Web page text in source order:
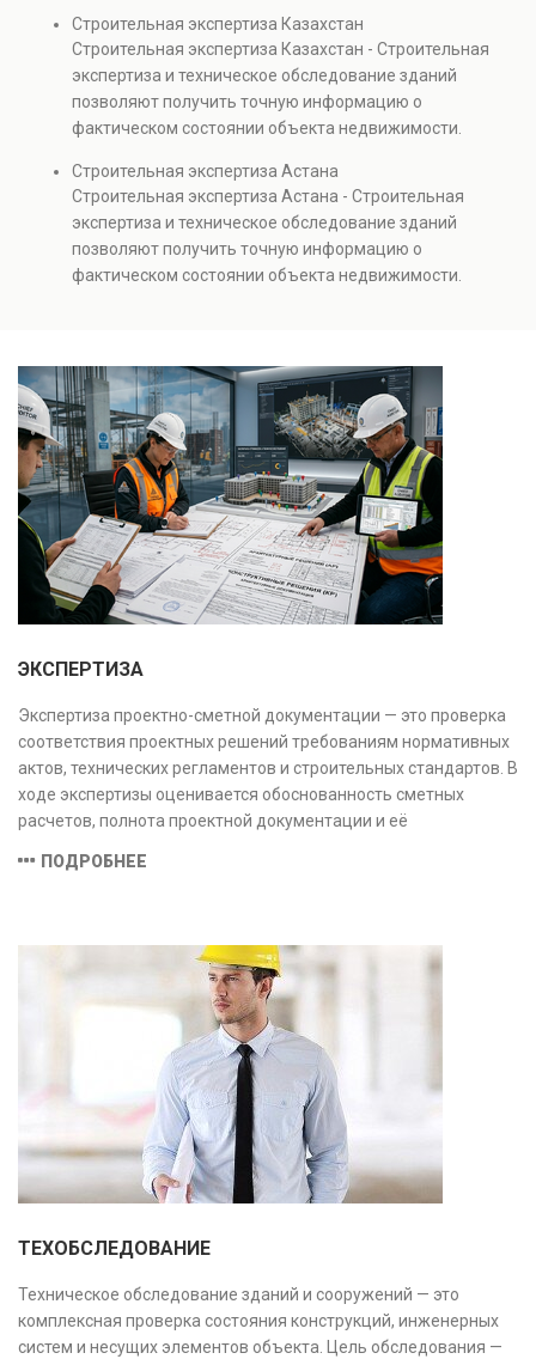
элементов и оценку эксплуатационной безопасности.
Услуга востребована при покупке недвижимости,
капитальном ремонте и реконструкции объектов, а
также при судебных разбирательствах и технических
проверках.
Строительная экспертиза Казахстан
Строительная экспертиза Казахстан - Строительная
экспертиза и техническое обследование зданий
позволяют получить точную информацию о
фактическом состоянии объекта недвижимости.
инженерных систем с выявлением скрытых дефектов
и нарушений. Услуга используется для проверки
качества строительства, подготовки к реконструкции,
оценки рисков и судебных разбирательств.
Результатом является официальное техническое
Строительная экспертиза Астана
Строительная экспертиза Астана - Строительная
экспертиза и техническое обследование зданий
позволяют получить точную информацию о
фактическом состоянии объекта недвижимости.
качества строительства, подготовки к реконструкции,
оценки рисков и судебных разбирательств.
Результатом является официальное техническое
заключение, имеющее юридическую силу.
ЭКСПЕРТИЗА
Экспертиза проектно-сметной документации — это проверка
соответствия проектных решений требованиям нормативных
актов, технических регламентов и строительных стандартов. В
ходе экспертизы оценивается обоснованность сметных
расчетов, полнота проектной документации и её
предотвратить ошибки на этапе строительства и
ПОДРОБНЕЕ
ТЕХОБСЛЕДОВАНИЕ
Техническое обследование зданий и сооружений — это
комплексная проверка состояния конструкций, инженерных
систем и несущих элементов объекта. Цель обследования —